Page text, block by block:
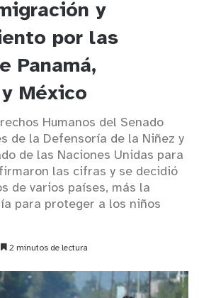
y
por las
Panamá,
México
Humanos del Senado
de la Defensoría de la Niñez y
de las Naciones Unidas para
las cifras y se decidió
de varios países, más la
para proteger a los niños
2 minutos de lectura